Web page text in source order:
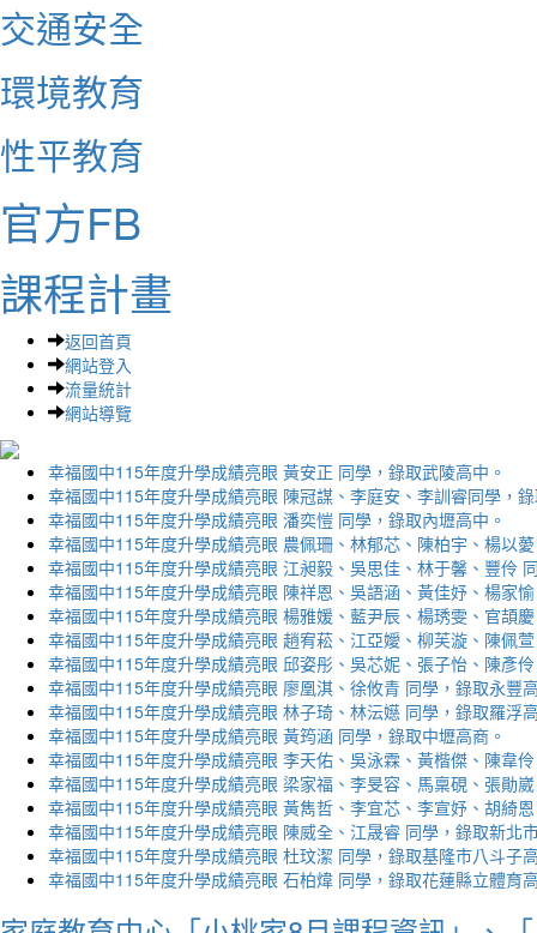
交通安全
環境教育
性平教育
官方FB
課程計畫
返回首頁
網站登入
流量統計
網站導覽
幸福國中115年度升學成績亮眼 黃安正 同學，錄取武陵高中。
幸福國中115年度升學成績亮眼 陳冠謀、李庭安、李訓睿同學，
幸福國中115年度升學成績亮眼 潘奕愷 同學，錄取內壢高中。
幸福國中115年度升學成績亮眼 農佩珊、林郁芯、陳柏宇、楊以
幸福國中115年度升學成績亮眼 江昶毅、吳思佳、林于馨、豐伶
幸福國中115年度升學成績亮眼 陳祥恩、吳語涵、黃佳妤、楊家
幸福國中115年度升學成績亮眼 楊雅媛、藍尹辰、楊琇雯、官頡
幸福國中115年度升學成績亮眼 趙宥菘、江亞嬡、柳芙漩、陳佩
幸福國中115年度升學成績亮眼 邱姿彤、吳芯妮、張子怡、陳彥
幸福國中115年度升學成績亮眼 廖凰淇、徐攸青 同學，錄取永豐
幸福國中115年度升學成績亮眼 林子琦、林沄嬨 同學，錄取羅浮
幸福國中115年度升學成績亮眼 黃筠涵 同學，錄取中壢高商。
幸福國中115年度升學成績亮眼 李天佑、吳泳霖、黃楷傑、陳韋
幸福國中115年度升學成績亮眼 梁家福、李旻容、馬稟硯、張勛
幸福國中115年度升學成績亮眼 黃雋哲、李宜芯、李宣妤、胡綺
幸福國中115年度升學成績亮眼 陳威全、江晟睿 同學，錄取新北
幸福國中115年度升學成績亮眼 杜玟潔 同學，錄取基隆市八斗子
幸福國中115年度升學成績亮眼 石柏煒 同學，錄取花蓮縣立體育